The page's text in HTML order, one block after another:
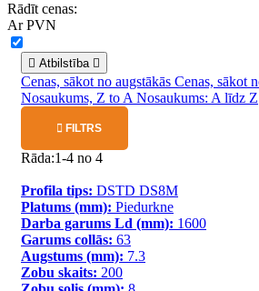
Rādīt cenas:
Ar PVN
 Atbilstība 
Cenas, sākot no augstākās Cenas, sākot
Nosaukums, Z to A Nosaukums: A līdz Z
 FILTRS
Rāda:1-4 no 4
Profila tips: DSTD DS8M
Platums (mm): Piedurkne
Darba garums Ld (mm): 1600
Garums collās: 63
Augstums (mm): 7.3
Zobu skaits: 200